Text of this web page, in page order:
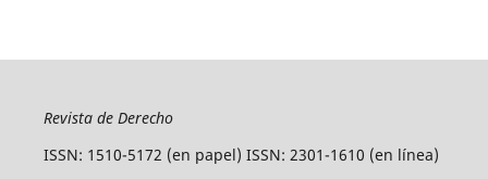
Revista de Derecho
ISSN: 1510-5172 (en papel) ISSN: 2301-1610 (en línea)